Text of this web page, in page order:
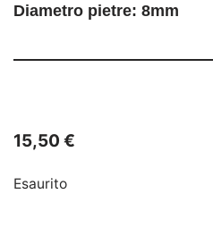
Diametro pietre: 8mm
15,50 €
Esaurito